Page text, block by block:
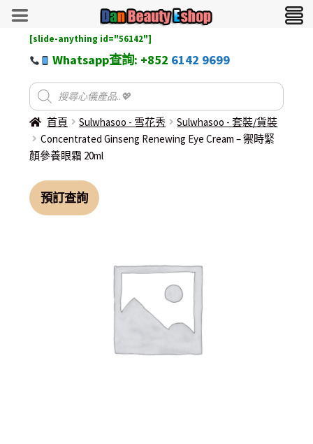
[slide-anything id="56142"]
Whatsapp查詢: +852 6142 9699
首頁 Sulwhasoo - 雪花秀
Sulwhasoo - 套裝/貨裝
Concentrated Ginseng Renewing Eye Cream – 禦時緊
顏參養眼霜 20ml
預訂查詢